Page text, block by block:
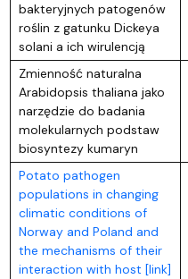
bakteryjnych patogenów
roślin z gatunku Dickeya
solani a ich wirulencją
Zmienność naturalna
Arabidopsis thaliana jako
narzędzie do badania
molekularnych podstaw
biosyntezy kumaryn
Potato pathogen
populations in changing
climatic conditions of
Norway and Poland and
the mechanisms of their
interaction with host [link]